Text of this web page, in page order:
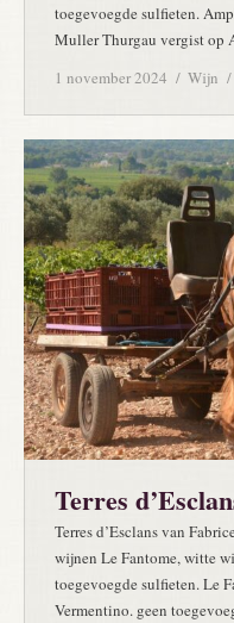
toegevoegde sulfieten.
Muller Thurgau vergist op
1 november 2024
Wijn
Terres
Terres d’Esclans van
wijnen Le Fantome, witte
toegevoegde sulfieten. Le
Vermentino. geen